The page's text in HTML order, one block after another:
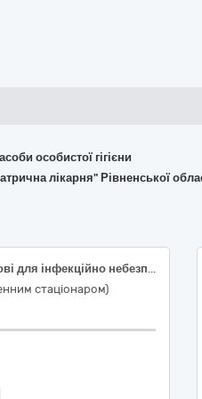
особистої гігієни
лікарня" Рівненської
Пакети поліетиленові для інфекційно небезпечних відходів
стаціонаром)